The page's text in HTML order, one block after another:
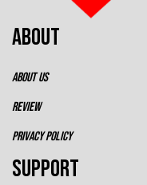
ABOUT
ABOUT US
REVIEW
PRIVACY POLICY
SUPPORT